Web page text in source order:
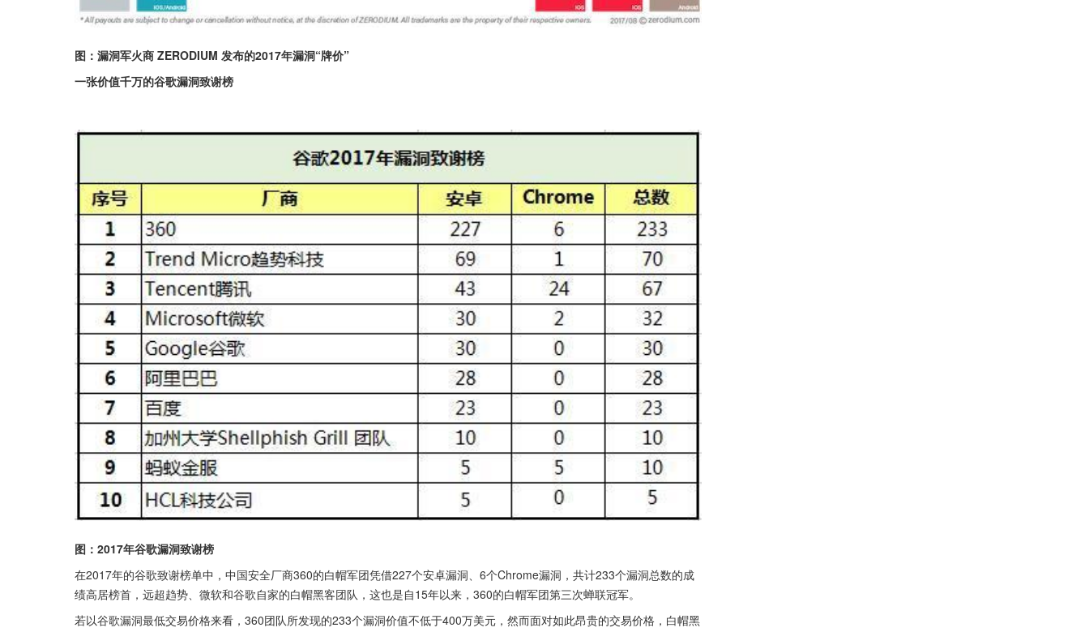
图：漏洞军火商 ZERODIUM 发布的2017年漏洞“牌价”
一张价值千万的谷歌漏洞致谢榜
图：2017年谷歌漏洞致谢榜
在2017年的谷歌致谢榜单中，中国安全厂商360的白帽军团凭借227个安卓漏洞、6个Chrome漏洞，共计233个漏洞总数的成
绩高居榜首，远超趋势、微软和谷歌自家的白帽黑客团队，这也是自15年以来，360的白帽军团第三次蝉联冠军。
若以谷歌漏洞最低交易价格来看，360团队所发现的233个漏洞价值不低于400万美元，然而面对如此昂贵的交易价格，白帽黑